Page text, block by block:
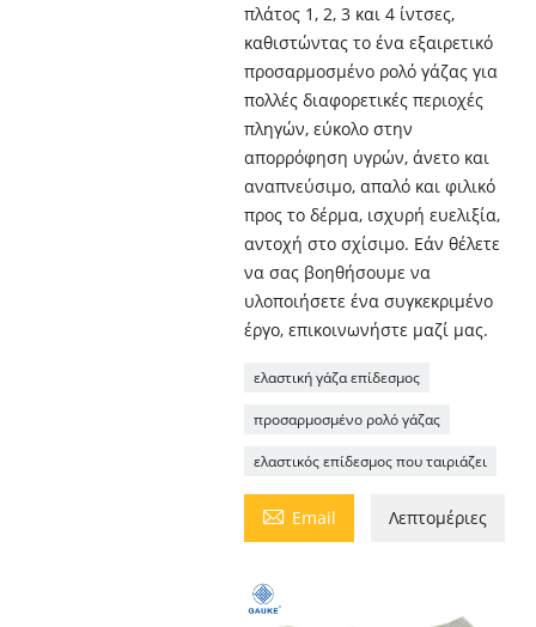
πλάτος 1, 2, 3 και 4 ίντσες,
καθιστώντας το ένα εξαιρετικό
προσαρμοσμένο ρολό γάζας για
πολλές διαφορετικές περιοχές
πληγών, εύκολο στην
απορρόφηση υγρών, άνετο και
αναπνεύσιμο, απαλό και φιλικό
προς το δέρμα, ισχυρή ευελιξία,
αντοχή στο σχίσιμο. Εάν θέλετε
να σας βοηθήσουμε να
υλοποιήσετε ένα συγκεκριμένο
έργο, επικοινωνήστε μαζί μας.
ελαστική γάζα επίδεσμος
προσαρμοσμένο ρολό γάζας
ελαστικός επίδεσμος που ταιριάζει
 Email Λεπτομέριες